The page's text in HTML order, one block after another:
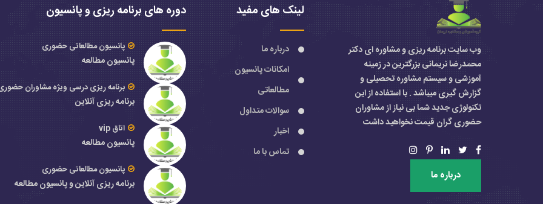
وب سایت برنامه ریزی و مشاوره ای دکتر
محمدرضا نریمانی بزرگترین در زمینه
آموزشی و سیستم مشاوره تحصیلی و
گزارش گیری میباشد . با استفاده از این
تکنولوژی جدید شما بی نیاز از مشاوران
حضوری گران قیمت نخواهید داشت
درباره ما
لینک های مفید
درباره ما
امکانات پانسیون
مطالعاتی
سوالات متداول
اخبار
تماس با ما
دوره های برنامه ریزی و پانسیون
پانسیون مطالعاتی حضوری
پانسیون مطالعه
برنامه ریزی درسی ویژه مشاوران
برنامه ریزی آنلاین
اتاق vip
پانسیون مطالعه
پانسیون مطالعاتی حضوری
برنامه ریزی آنلاین و پانسیون مطالعه